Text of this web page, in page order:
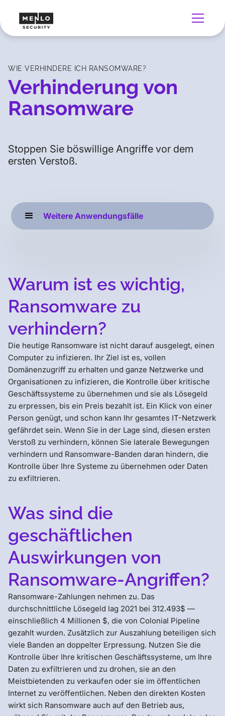
WIE VERHINDERE ICH RANSOMWARE?
Verhinderung von
Ransomware
Stoppen Sie böswillige Angriffe vor dem
ersten Verstoß.
Weitere Anwendungsfälle
Warum ist es wichtig,
Ransomware zu
verhindern?
Die heutige Ransomware ist nicht darauf ausgelegt, einen
Computer zu infizieren. Ihr Ziel ist es, vollen
Domänenzugriff zu erhalten und ganze Netzwerke und
Organisationen zu infizieren, die Kontrolle über kritische
Geschäftssysteme zu übernehmen und sie als Lösegeld
zu erpressen, bis ein Preis bezahlt ist. Ein Klick von einer
Person genügt, und schon kann Ihr gesamtes IT-Netzwerk
gefährdet sein. Wenn Sie in der Lage sind, diesen ersten
Verstoß zu verhindern, können Sie laterale Bewegungen
verhindern und Ransomware-Banden daran hindern, die
Kontrolle über Ihre Systeme zu übernehmen oder Daten
zu exfiltrieren.
Was sind die
geschäftlichen
Auswirkungen von
Ransomware-Angriffen?
Ransomware-Zahlungen nehmen zu. Das
durchschnittliche Lösegeld lag 2021 bei 312.493$ —
einschließlich 4 Millionen $, die von Colonial Pipeline
gezahlt wurden. Zusätzlich zur Auszahlung beteiligen sich
viele Banden an doppelter Erpressung. Nutzen Sie die
Kontrolle über Ihre kritischen Geschäftssysteme, um Ihre
Daten zu exfiltrieren und zu drohen, sie an den
Meistbietenden zu verkaufen oder sie im öffentlichen
Internet zu veröffentlichen. Neben den direkten Kosten
wirkt sich Ransomware auch auf den Betrieb aus,